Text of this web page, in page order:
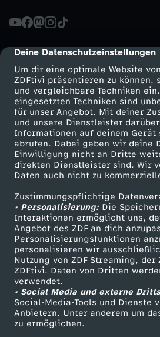
cmp-dialog-description
Deine Datenschutzeinstellungen
Um dir eine optimale Website
ZDFtivi präsentieren zu können,
und vergleichbare Techniken
eingesetzten Techniken sind
für unser Angebot. Mit deiner
und unsere Dienstleister
Informationen auf deinem
abrufen. Dabei geben wir deine
Einwilligung nicht an Dritte
direkten Dienstleister sind. Wir
Daten auch nicht zu
Zustimmungspflichtige
• Personalisierung:Die
Interaktionen ermöglicht uns,
Angebot des ZDF an dich
Personalisierungsfunktionen
personalisieren wir
Nutzung von ZDF Streaming, der
ZDFtivi. Daten von Dritten
verwendet.
• Social Media und externe
Social-Media-Tools und Dienste
Anbietern. Unter anderem um
zu ermöglichen.
Mehr ZDF
ZDF-Apps
Smart TV
ZDFtext
Livestreams
Sendungen A-Z
TV-Programm
Hilfe
ZDF Unternehmen
Karriere